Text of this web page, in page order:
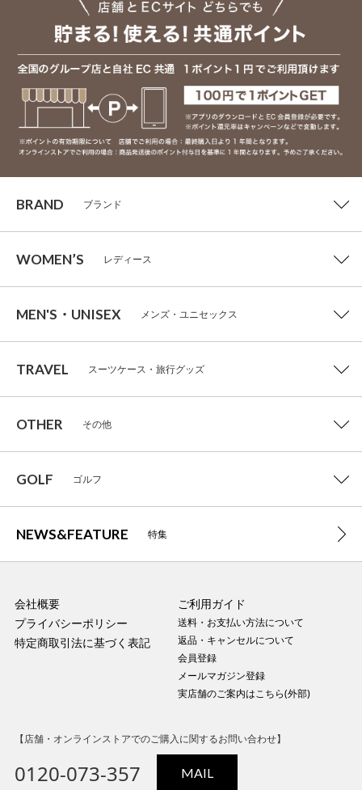
BRAND ブランド
WOMEN’S レディース
MEN'S・UNISEX メンズ・ユニセックス
TRAVEL スーツケース・旅行グッズ
OTHER その他
GOLF ゴルフ
NEWS&FEATURE 特集
会社概要
プライバシーポリシー
特定商取引法に基づく表記
ご利用ガイド
送料・お支払い方法について
返品・キャンセルについて
会員登録
メールマガジン登録
実店舗のご案内はこちら(外部)
【店舗・オンラインストアでのご購入に関するお問い合わせ】
0120-073-357 MAIL